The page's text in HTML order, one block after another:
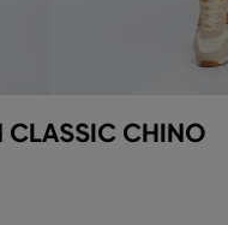
CLASSIC CHINO